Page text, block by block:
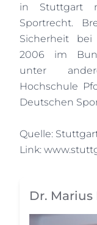
in Stuttgart
Sportrecht.
Sicherheit bei
2006 im
unter
Hochschule
Deutschen
Quelle:
Link:
Dr.